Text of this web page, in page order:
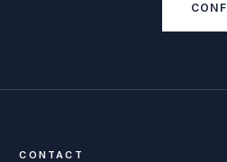
CONTACT